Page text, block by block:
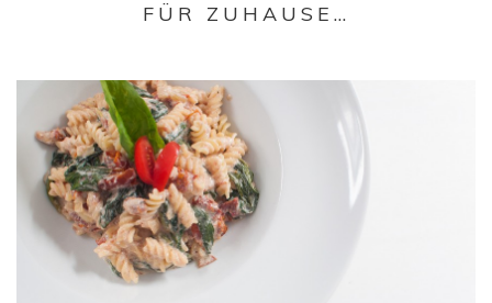
FÜR ZUHAUSE…